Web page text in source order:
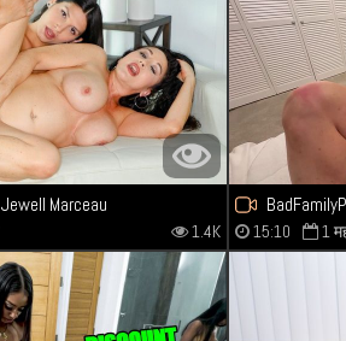
Jewell Marceau
1.4K
Donnie
15:10 1